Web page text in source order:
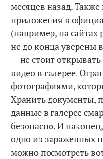
месяцев назад.
приложения в
(например, на сайтах
не до конца уверены
— не стоит
видео в галерее.
фотографиями,
Хранить документы,
данные в галерее
безопасно. И
одно из зараженных
можно посмотреть